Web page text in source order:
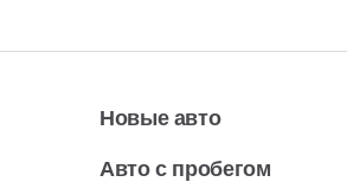
Новые авто
Авто с пробегом